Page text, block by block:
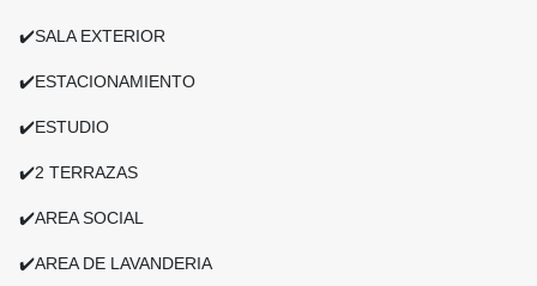
✔️SALA EXTERIOR
✔️ESTACIONAMIENTO
✔️ESTUDIO
✔️2 TERRAZAS
✔️AREA SOCIAL
✔️AREA DE LAVANDERIA